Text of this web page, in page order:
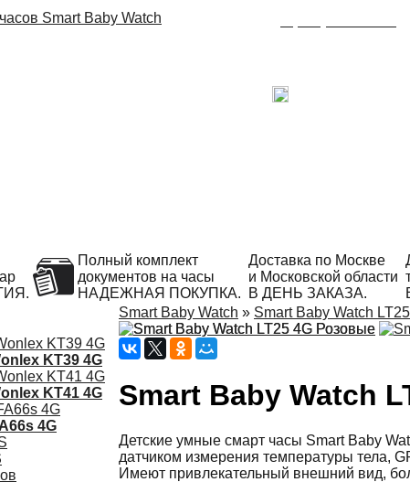
Полный комплект
документов на часы
НАДЕЖНАЯ ПОКУПКА.
Доставка по Москве
и Московской области
В ДЕНЬ ЗАКАЗА.
KT39 4G
KT41 4G
4G
Smart Baby Watch » Smart Baby Watch
Smart Baby Watch
Детские умные смарт часы Smart Baby
датчиком измерения температуры тела,
Имеют привлекательный внешний вид,